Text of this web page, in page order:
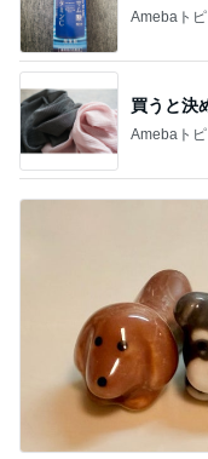
Amebaト
買うと決
Amebaト